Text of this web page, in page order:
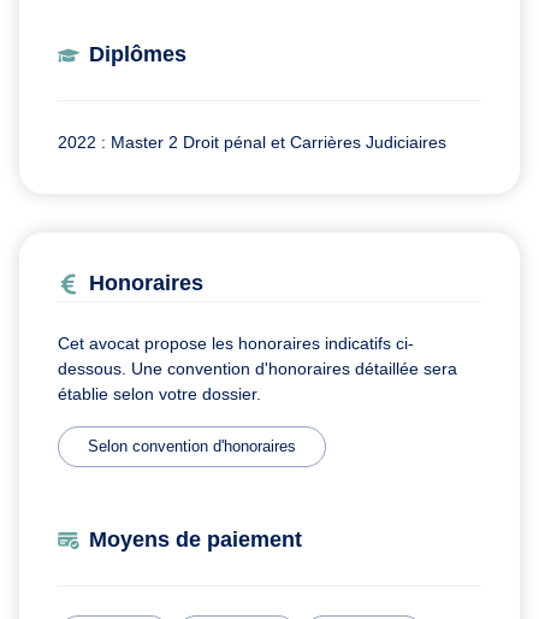
Diplômes
2022 : Master 2 Droit pénal et Carrières Judiciaires
Honoraires
Cet avocat propose les honoraires indicatifs ci-
dessous. Une convention d'honoraires détaillée sera
établie selon votre dossier.
Selon convention d'honoraires
Moyens de paiement